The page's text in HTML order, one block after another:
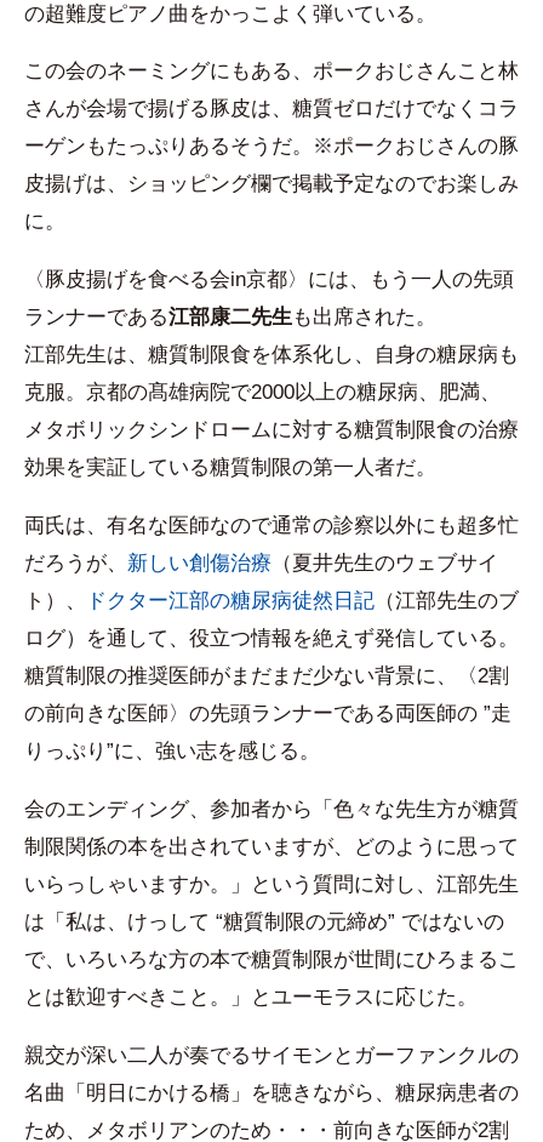
の超難度ピアノ曲をかっこよく弾いている。
この会のネーミングにもある、ポークおじさんこと林
さんが会場で揚げる豚皮は、糖質ゼロだけでなくコラ
ーゲンもたっぷりあるそうだ。※ポークおじさんの豚
皮揚げは、ショッピング欄で掲載予定なのでお楽しみ
に。
〈豚皮揚げを食べる会in京都〉には、もう一人の先頭
ランナーである江部康二先生も出席された。
江部先生は、糖質制限食を体系化し、自身の糖尿病も
克服。京都の髙雄病院で2000以上の糖尿病、肥満、
メタボリックシンドロームに対する糖質制限食の治療
効果を実証している糖質制限の第一人者だ。
両氏は、有名な医師なので通常の診察以外にも超多忙
だろうが、 新しい創傷治療 （夏井先生のウェブサイ
ト）、
ドクター江部の糖尿病徒然日記 （江部先生のブ
ログ）を通して、役立つ情報を絶えず発信している。
糖質制限の推奨医師がまだまだ少ない背景に、〈2割
の前向きな医師〉の先頭ランナーである両医師の ”走
りっぷり”に、強い志を感じる。
会のエンディング、参加者から「色々な先生方が糖質
制限関係の本を出されていますが、どのように思って
いらっしゃいますか。」という質問に対し、江部先生
は「私は、けっして “糖質制限の元締め” ではないの
で、いろいろな方の本で糖質制限が世間にひろまるこ
とは歓迎すべきこと。」とユーモラスに応じた。
親交が深い二人が奏でるサイモンとガーファンクルの
名曲「明日にかける橋」を聴きながら、糖尿病患者の
ため、メタボリアンのため・・・前向きな医師が2割